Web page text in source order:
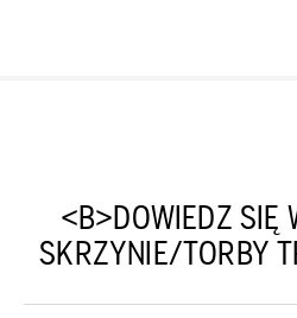
<B>DOWIEDZ SIĘ
SKRZYNIE/TORBY